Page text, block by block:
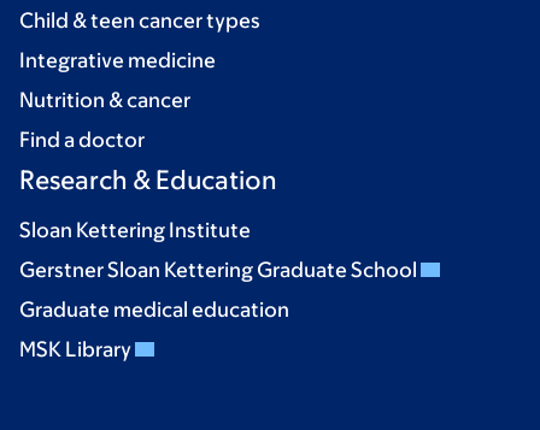
Child & teen cancer types
Integrative medicine
Nutrition & cancer
Find a doctor
Research & Education
Sloan Kettering Institute
Gerstner Sloan Kettering Graduate School
Graduate medical education
MSK Library